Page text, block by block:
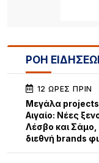
ΡΟΗ
12 ΏΡΕΣ ΠΡΙΝ
Μεγάλα projects
Αιγαίο: Νέες
Λέσβο και
διεθνή brands